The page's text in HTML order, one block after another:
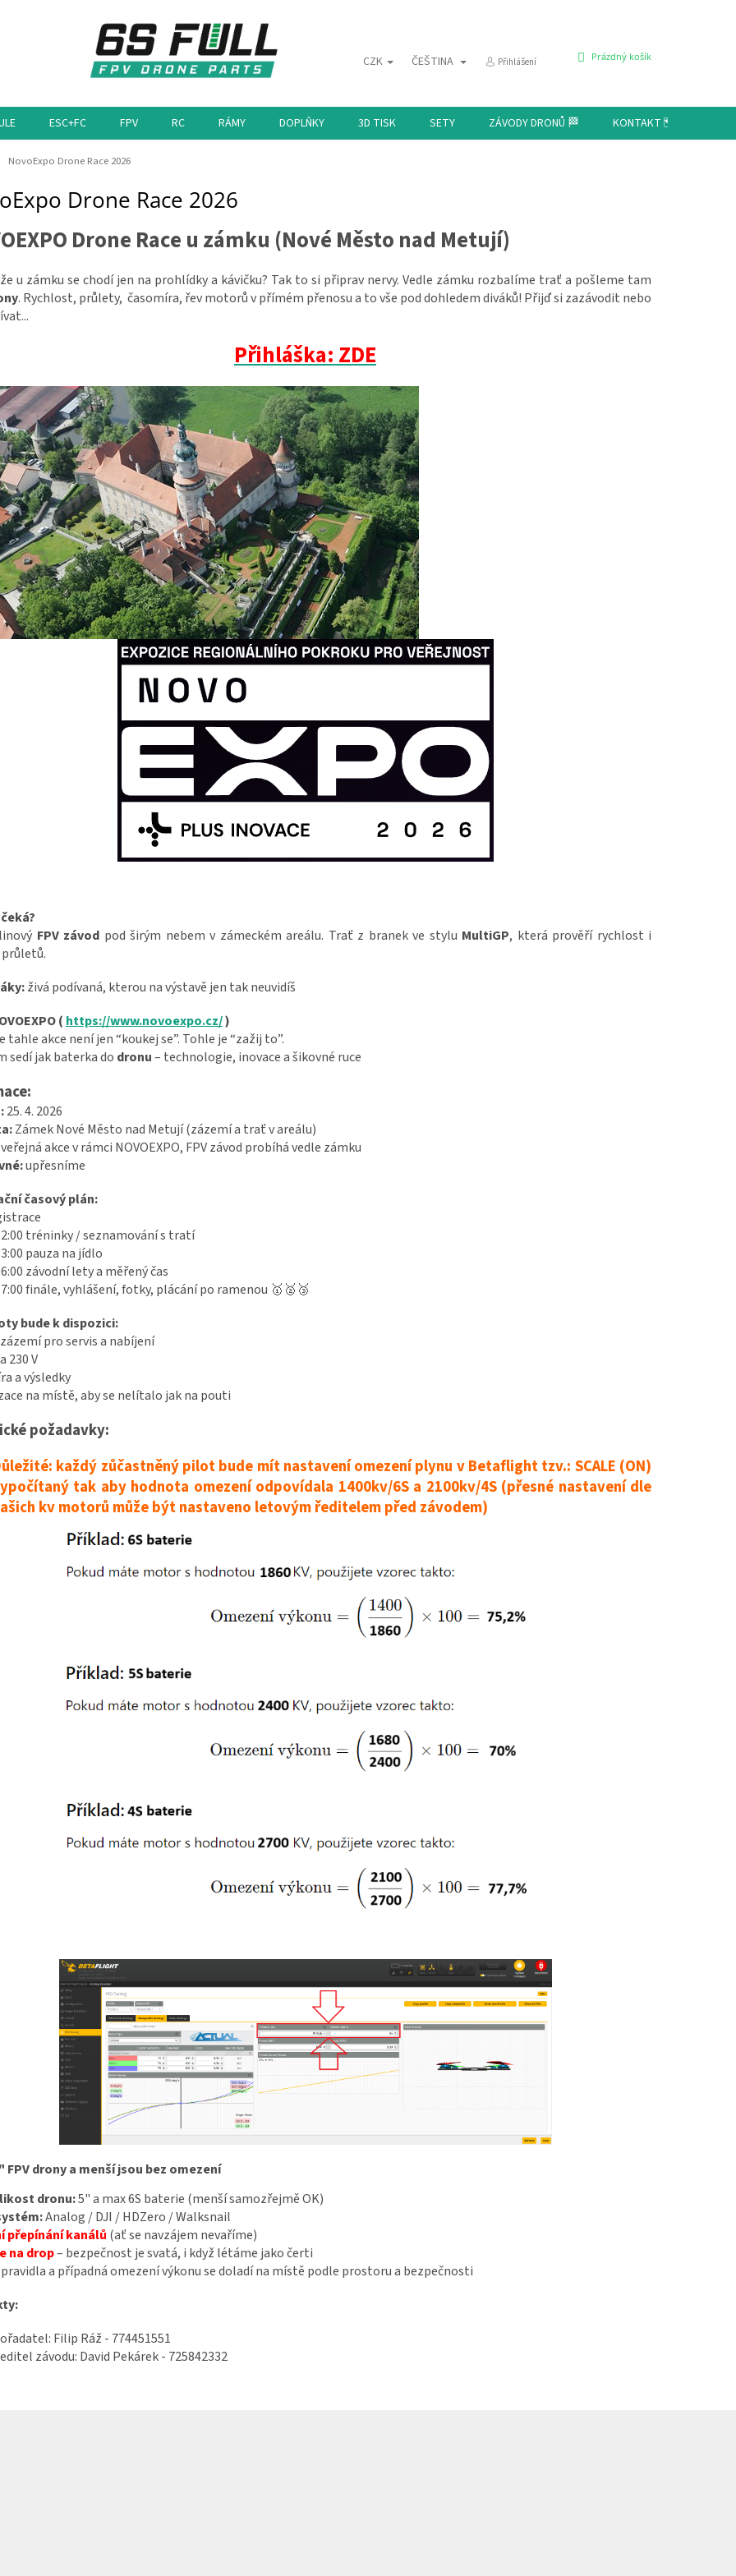
CZK ČEŠTINA Přihlášení
NÁKUPNÍ
Prázdný košík
ESC+FC FPV RC RÁMY DOPLŇKY 3D TISK SETY ZÁVODY DRONŮ 🏁 KONTAKT 🗺️
NovoExpo Drone Race 2026
Drone Race 2026
Drone Race u zámku (Nové Město nad Metují)
u zámku se chodí jen na prohlídky a kávičku? Tak to si připrav nervy. Vedle zámku rozbalíme trať a pošleme tam
. Rychlost, průlety, časomíra, řev motorů v přímém přenosu a to vše pod dohledem diváků! Přijď si zazávodit nebo
Přihláška: ZDE
FPV závod pod širým nebem v zámeckém areálu. Trať z branek ve stylu MultiGP, která prověří rychlost i
.
živá podívaná, kterou na výstavě jen tak neuvidíš
( https://www.novoexpo.cz/)
tahle akce není jen “koukej se”. Tohle je “zažij to”.
sedí jak baterka do dronu– technologie, inovace a šikovné ruce
25. 4. 2026
Zámek Nové Město nad Metují (zázemí a trať v areálu)
akce v rámci NOVOEXPO, FPV závod probíhá vedle zámku
upřesníme
časový plán:
tréninky / seznamování s tratí
pauza na jídlo
závodní lety a měřený čas
finále, vyhlášení, fotky, plácání po ramenou 🥇🥈🥉
bude k dispozici:
pro servis a nabíjení
230 V
a výsledky
na místě, aby se nelítalo jak na pouti
požadavky:
každý zůčastněný pilot bude mít nastavení omezení plynu v Betaflight tzv.: SCALE (ON)
tak aby hodnota omezení odpovídala 1400kv/6S a 2100kv/4S (přesné nastavení dle
kv motorů může být nastaveno letovým ředitelem před závodem)
FPV drony a menší jsou bez omezení
dronu:5" a max 6S baterie (menší samozřejmě OK)
Analog / DJI / HDZero / Walksnail
přepínání kanálů (ať se navzájem nevaříme)
na drop– bezpečnost je svatá, i když létáme jako čerti
a případná omezení výkonu se doladí na místě podle prostoru a bezpečnosti
Filip Ráž - 774451551
závodu: David Pekárek - 725842332